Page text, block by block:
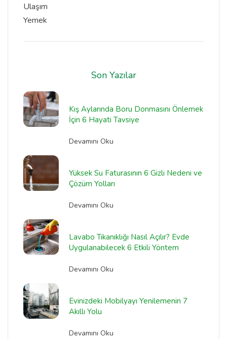
Ulaşım
Yemek
Son Yazılar
Kış Aylarında Boru Donmasını Önlemek
İçin 6 Hayati Tavsiye
Devamını Oku
Yüksek Su Faturasının 6 Gizli Nedeni ve
Çözüm Yolları
Devamını Oku
Lavabo Tıkanıklığı Nasıl Açılır? Evde
Uygulanabilecek 6 Etkili Yöntem
Devamını Oku
Evinizdeki Mobilyayı Yenilemenin 7
Akıllı Yolu
Devamını Oku